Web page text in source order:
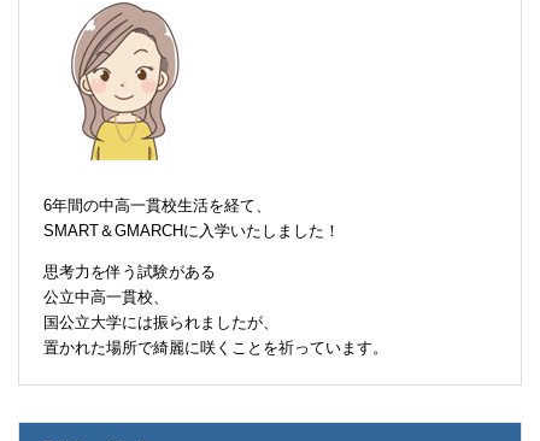
6年間の中高一貫校生活を経て、
SMART＆GMARCHに入学いたしました！
思考力を伴う試験がある
公立中高一貫校、
国公立大学には振られましたが、
置かれた場所で綺麗に咲くことを祈っています。